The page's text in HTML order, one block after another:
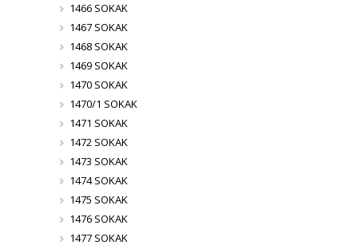
1466 SOKAK
1467 SOKAK
1468 SOKAK
1469 SOKAK
1470 SOKAK
1470/1 SOKAK
1471 SOKAK
1472 SOKAK
1473 SOKAK
1474 SOKAK
1475 SOKAK
1476 SOKAK
1477 SOKAK